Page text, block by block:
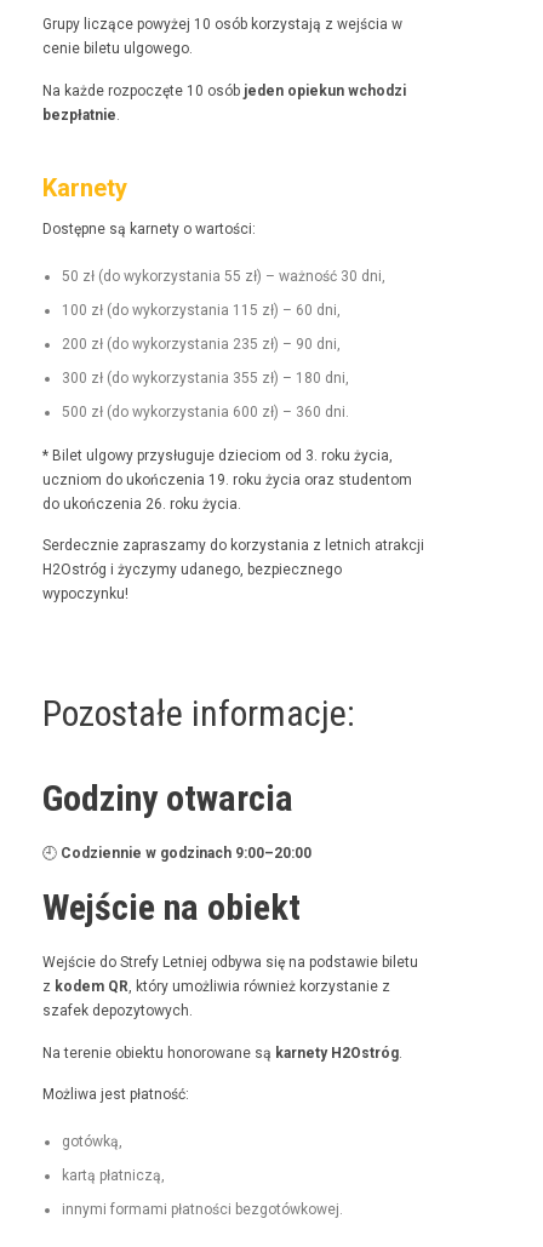
Grupy liczące powyżej 10 osób korzys­ta­ją z wejś­cia w
cenie bile­tu ulgowego.
Na każde rozpoczęte 10 osób jeden opiekun wchodzi
bezpłat­nie.
Karnety
Dostęp­ne są kar­ne­ty o wartości:
50 zł (do wyko­rzys­ta­nia 55 zł) – ważność 30 dni,
100 zł (do wyko­rzys­ta­nia 115 zł) – 60 dni,
200 zł (do wyko­rzys­ta­nia 235 zł) – 90 dni,
300 zł (do wyko­rzys­ta­nia 355 zł) – 180 dni,
500 zł (do wyko­rzys­ta­nia 600 zł) – 360 dni.
* Bilet ulgo­wy przysługu­je dzieciom od 3. roku życia,
uczniom do ukończenia 19. roku życia oraz stu­den­tom
do ukończenia 26. roku życia.
Serdecznie zaprasza­my do korzys­ta­nia z let­nich atrakcji
H2Ostróg i życzymy udanego, bez­piecznego
wypoczynku!
Pozostałe informacje:
Godziny otwarcia
🕘 Codzi­en­nie w godz­i­nach 9:00–20:00
Wejście na obiekt
Wejś­cie do Stre­fy Let­niej odby­wa się na pod­staw­ie bile­tu
z kodem QR, który umożli­wia również korzys­tanie z
szafek depozytowych.
Na tere­nie obiek­tu hon­orowane są kar­ne­ty H2Ostróg
Możli­wa jest płatność:
gotówką,
kartą płat­niczą,
inny­mi for­ma­mi płat­noś­ci bezgotówkowej.